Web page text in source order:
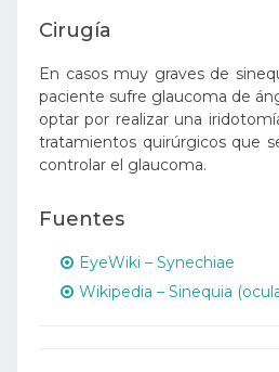
Cirugía
En casos muy graves de
paciente sufre glaucoma de
optar por realizar una
tratamientos quirúrgicos que
controlar el glaucoma.
Fuentes
EyeWiki – Synechiae
Wikipedia – Sinequia